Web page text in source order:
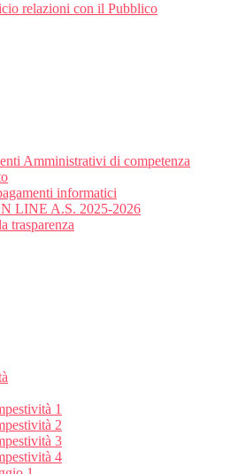
relazioni con il Pubblico
Amministrativi di competenza
informatici
LINE A.S. 2025-2026
trasparenza
1
2
3
4